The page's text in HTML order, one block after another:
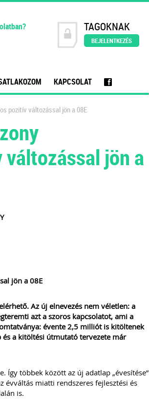
TAGOKNAK
BEJELENTKEZÉS
KAPCSOLAT f
pozitív változással jön a 08E
jön a
jön a 08E
Az új elnevezés nem véletlen: a
azt a szoros kapcsolatot, ami a
évente 2,5 milliót is kitöltenek
és a kitöltési útmutató tervezete már
Így többek között az új adatlap „évesítése”
évváltás miatti rendszeres fejlesztési és
is.